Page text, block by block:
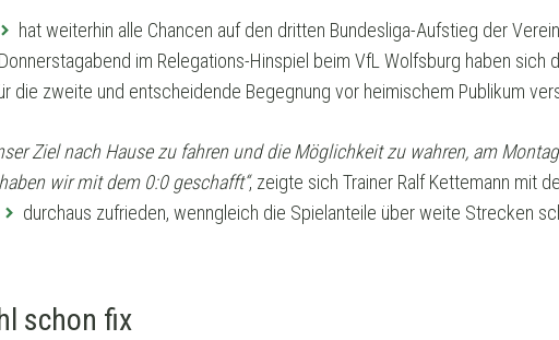
hat weiterhin alle Chancen auf den dritten Bundesliga-Aufstieg der
im Relegations-Hinspiel beim VfL Wolfsburg haben sich
die zweite und entscheidende Begegnung vor heimischem Publikum
Ziel nach Hause zu fahren und die Möglichkeit zu wahren, am
wir mit dem 0:0 geschafft“, zeigte sich Trainer Ralf Kettemann mit
durchaus zufrieden, wenngleich die Spielanteile über weite Strecken
schon fix